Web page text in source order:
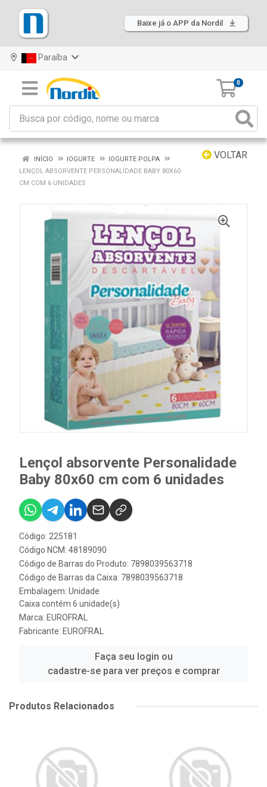
Baixe já o APP da Nordil
Paraíba
0
VOLTAR
INÍCIO IOGURTE
IOGURTE POLPA
LENÇOL ABSORVENTE PERSONALIDADE BABY 80X60
CM COM 6 UNIDADES
Lençol absorvente Personalidade
Baby 80x60 cm com 6 unidades
Código: 225181
Código NCM: 48189090
Código de Barras do Produto: 7898039563718
Código de Barras da Caixa: 7898039563718
Embalagem: Unidade
Caixa contém 6 unidade(s)
Marca: EUROFRAL
Fabricante: EUROFRAL
Faça seu login ou
cadastre-se para ver preços e comprar
Produtos Relacionados